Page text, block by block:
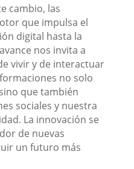
cambio, las
que impulsa el
digital hasta la
nos invita a
vivir y de interactuar
no solo
que también
sociales y nuestra
La innovación se
de nuevas
un futuro más